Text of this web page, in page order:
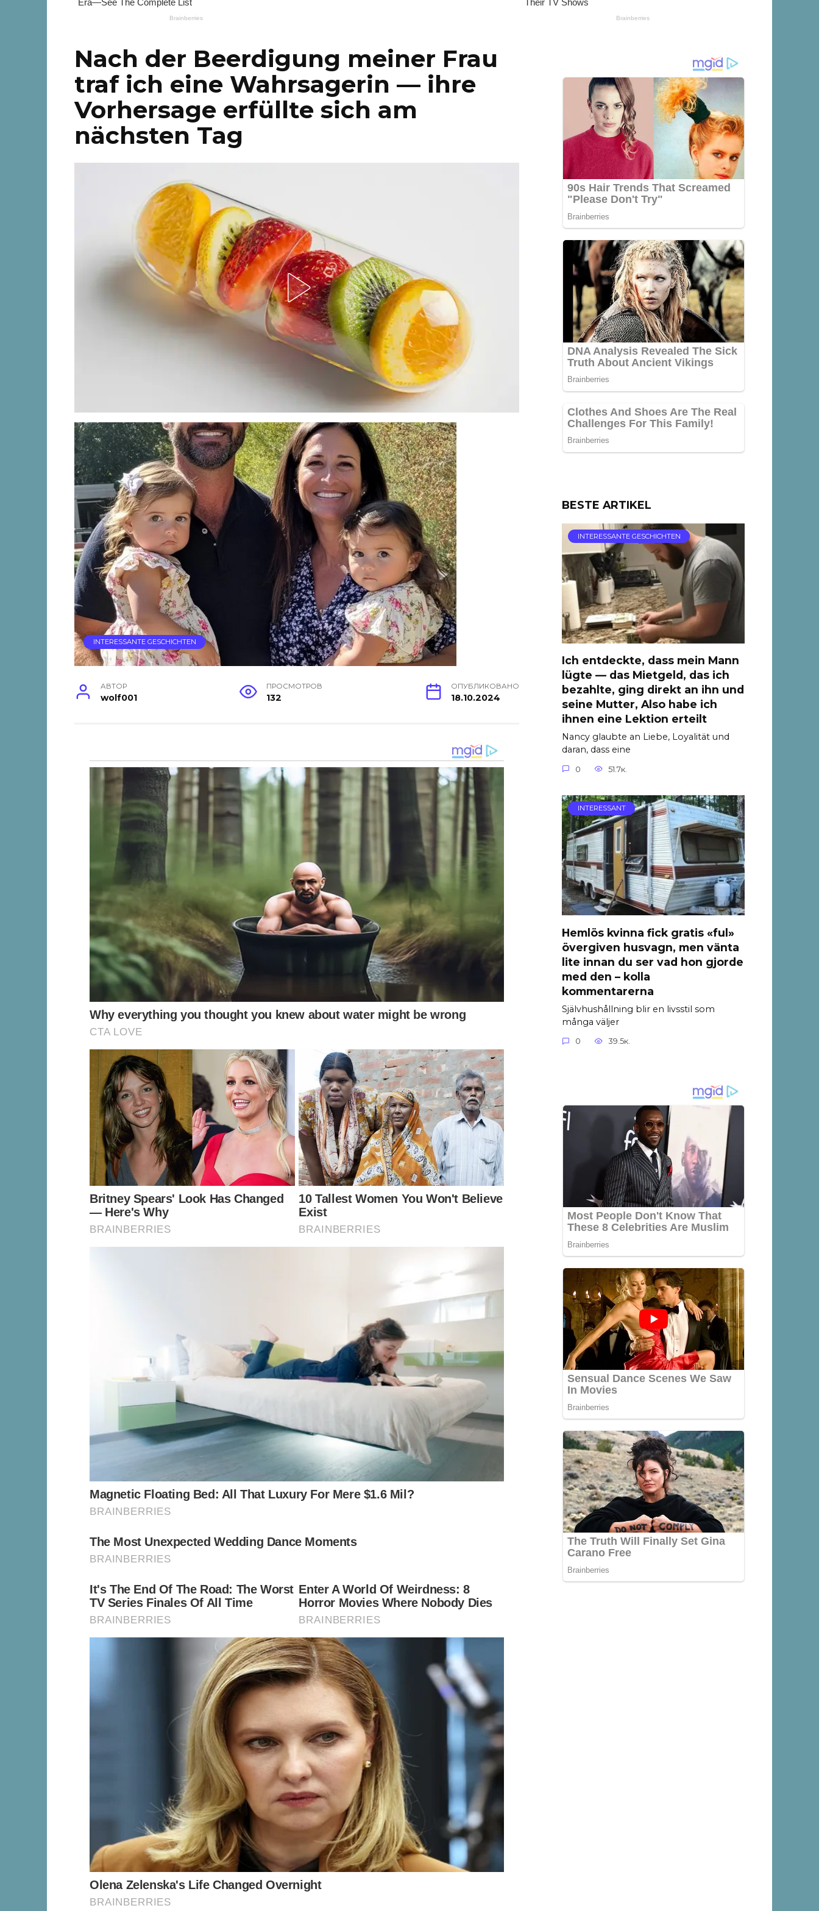
Nach der Beerdigung meiner Frau
traf ich eine Wahrsagerin — ihre
Vorhersage erfüllte sich am
nächsten Tag
INTERESSANTE GESCHICHTEN
АВТОР
wolf001
ПРОСМОТРОВ
132
ОПУБЛИКОВАНО
18.10.2024
BESTE ARTIKEL
INTERESSANTE GESCHICHTEN
Ich entdeckte, dass mein Mann
lügte — das Mietgeld, das ich
bezahlte, ging direkt an ihn und
seine Mutter, Also habe ich
ihnen eine Lektion erteilt
Nancy glaubte an Liebe, Loyalität und
daran, dass eine
0 51.7к.
INTERESSANT
Hemlös kvinna fick gratis «ful»
övergiven husvagn, men vänta
lite innan du ser vad hon gjorde
med den – kolla
kommentarerna
Självhushållning blir en livsstil som
många väljer
0 39.5к.